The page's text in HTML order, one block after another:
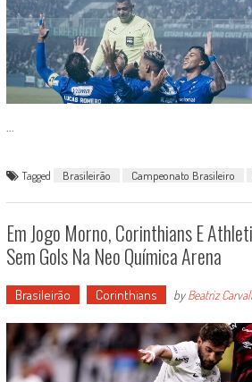
...
Tagged Brasileirão Campeonato Brasileiro
Em Jogo Morno, Corinthians E
Sem Gols Na Neo Química Arena
Brasileirão Corinthians byBeatriz